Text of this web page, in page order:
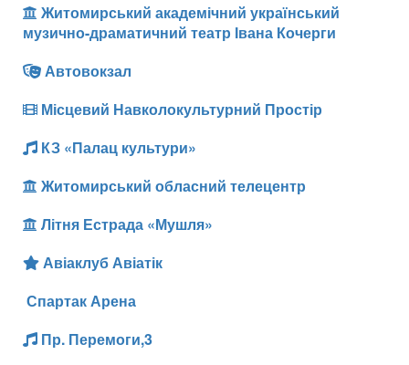
Житомирський академічний український
музично-драматичний театр Івана Кочерги
Автовокзал
Місцевий Навколокультурний Простір
КЗ «Палац культури»
Житомирський обласний телецентр
Літня Естрада «Мушля»
Авіаклуб Авіатік
Спартак Арена
Пр. Перемоги,3